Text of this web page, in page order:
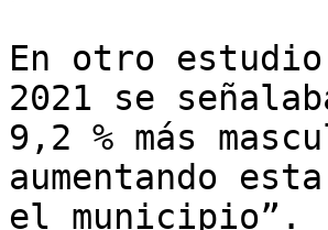
En otro
2021 se
9,2 % más
aumentando
el municipio”.